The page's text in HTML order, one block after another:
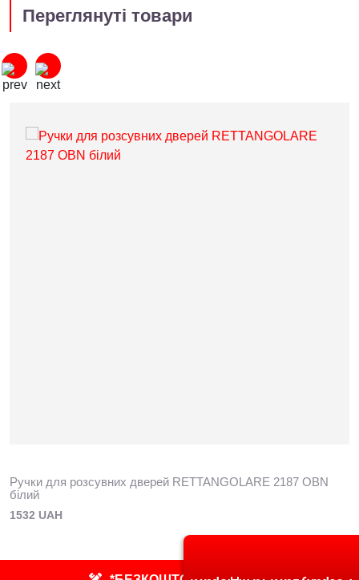
Переглянуті товари
Ручки для розсувних дверей RETTANGOLARE 2187 OBN
білий
1532 UAH